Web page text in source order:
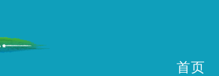
首页